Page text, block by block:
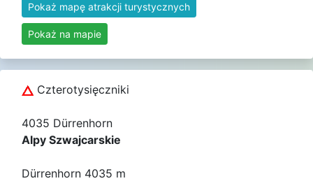
Pokaż mapę atrakcji turystycznych
Pokaż na mapie
Czterotysięczniki
4035 Dürrenhorn
Alpy Szwajcarskie
Dürrenhorn 4035 m